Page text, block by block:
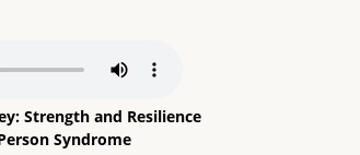
Strength and Resilience
Syndrome